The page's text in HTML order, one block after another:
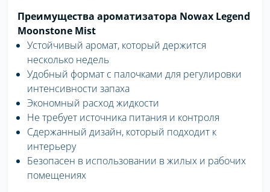
Преимущества ароматизатора Nowax Legend
Moonstone Mist
Устойчивый аромат, который держится
несколько недель
Удобный формат с палочками для регулировки
интенсивности запаха
Экономный расход жидкости
Не требует источника питания и контроля
Сдержанный дизайн, который подходит к
интерьеру
Безопасен в использовании в жилых и рабочих
помещениях